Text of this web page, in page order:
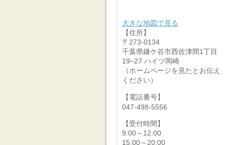
大きな地図で見る
【住所】
〒273-0134
千葉県鎌ケ谷市西佐津間1丁目
19−27 ハイツ岡崎
（ホームページを見たとお伝え
ください）
【電話番号】
047-498-5556
【受付時間】
9:00～12:00
15:00～20:00